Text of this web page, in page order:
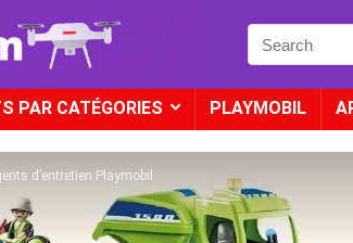
PAR CATÉGORIES PLAYMOBIL
d’entretien Playmobil